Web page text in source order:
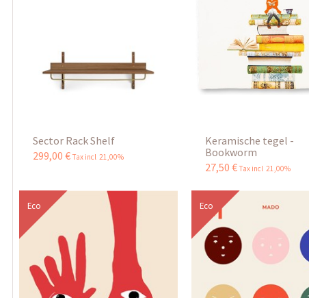
Sector Rack Shelf
299,00 € Tax incl 21,00%
Keramische tegel -
Bookworm
27,50 € Tax incl 21,00%
Eco Eco